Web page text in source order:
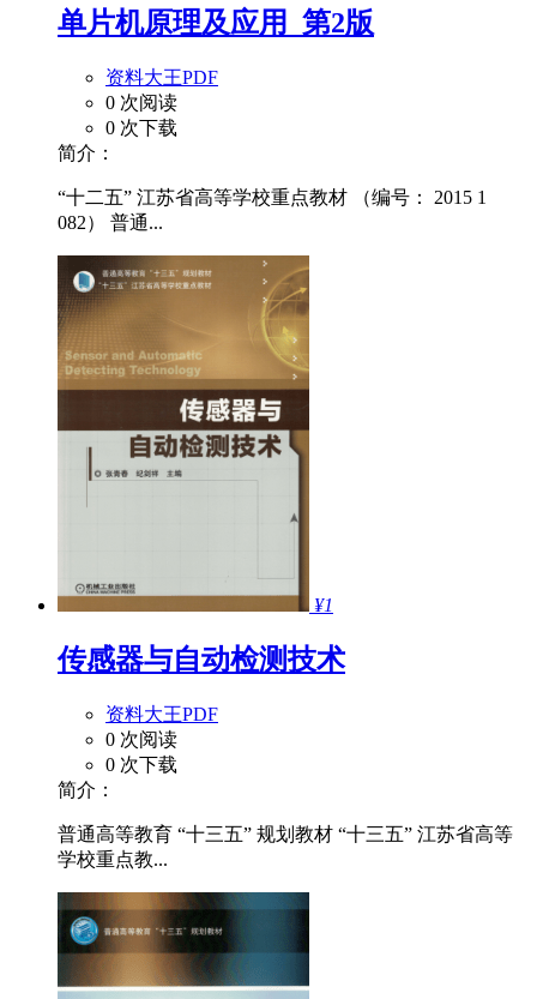
单片机原理及应用_第2版
资料大王PDF
0 次阅读
0 次下载
简介：
“十二五” 江苏省高等学校重点教材 （编号： 2015 1
082） 普通...
¥1
传感器与自动检测技术
资料大王PDF
0 次阅读
0 次下载
简介：
普通高等教育 “十三五” 规划教材 “十三五” 江苏省高等
学校重点教...